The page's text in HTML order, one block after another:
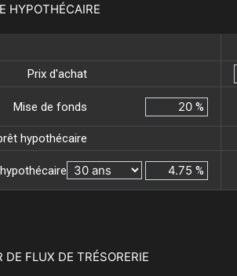
HYPOTHÉCAIRE
Prix d'achat
Mise de fonds %
hypothécaire
%
DE FLUX DE TRÉSORERIE